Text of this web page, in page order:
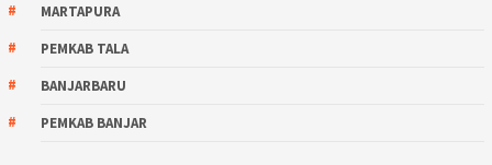
MARTAPURA
PEMKAB TALA
BANJARBARU
PEMKAB BANJAR